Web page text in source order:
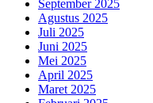
September 2025
Agustus 2025
Juli 2025
Juni 2025
Mei 2025
April 2025
Maret 2025